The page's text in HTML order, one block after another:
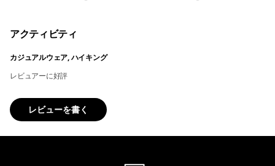
アクティビティ
カジュアルウェア, ハイキング
レビュアーに好評
レビューを書く